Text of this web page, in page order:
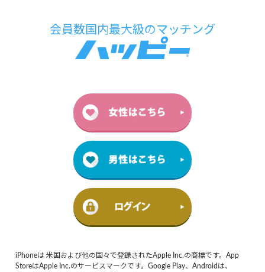
iPhoneは 米国および他の国々で登録されたApple Inc.の商標です。App
StoreはApple Inc.のサービスマークです。Google Play、Androidは、